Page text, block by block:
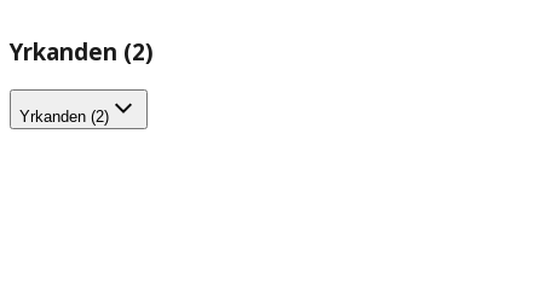
Yrkanden (2)
Yrkanden (2)